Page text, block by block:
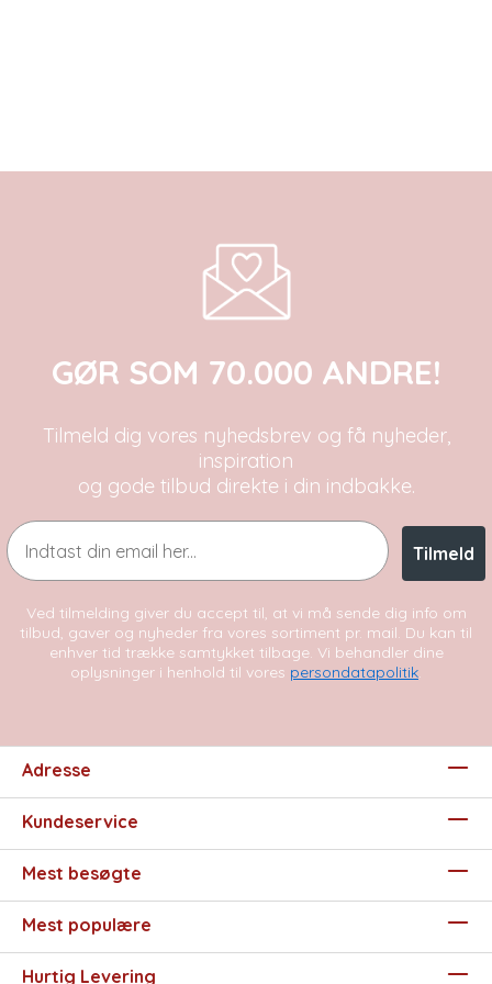
GØR SOM 70.000 ANDRE!
Tilmeld dig vores nyhedsbrev og få nyheder,
inspiration
og gode tilbud direkte i din indbakke.
Email
Tilmeld
Ved tilmelding giver du accept til, at vi må sende dig info om
tilbud, gaver og nyheder fra vores sortiment pr. mail. Du kan til
enhver tid trække samtykket tilbage. Vi behandler dine
oplysninger i henhold til vores persondatapolitik.
Adresse
Kundeservice
Mest besøgte
Mest populære
Hurtig Levering